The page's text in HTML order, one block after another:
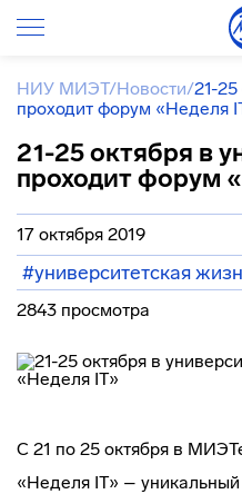
НИУ МИЭТ/Новости/21-25
проходит форум «Неделя
21-25 октября в
проходит форум
17 октября 2019
#университетская
2843 просмотра
С 21 по 25 октября в
«Неделя IT» –